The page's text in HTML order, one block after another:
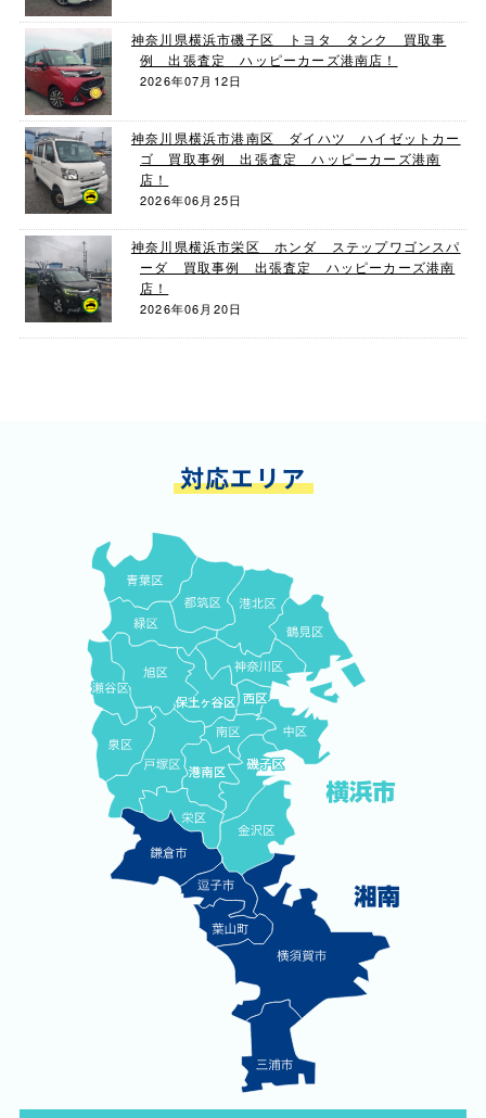
神奈川県横浜市磯子区 トヨタ タンク 買取事
例 出張査定 ハッピーカーズ港南店！
2026年07月12日
神奈川県横浜市港南区 ダイハツ ハイゼットカー
ゴ 買取事例 出張査定 ハッピーカーズ港南
店！
2026年06月25日
神奈川県横浜市栄区 ホンダ ステップワゴンスパ
ーダ 買取事例 出張査定 ハッピーカーズ港南
店！
2026年06月20日
対応エリア